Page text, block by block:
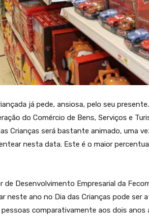
já pede, ansiosa, pelo seu
do Comércio de Bens, Serviços e
Crianças será bastante animado, uma
nesta data. Este é o maior
de Desenvolvimento Empresarial da
neste ano no Dia das Crianças pode ser
comparativamente aos dois anos